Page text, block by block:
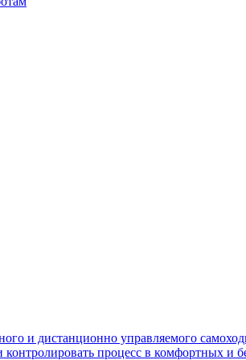
и дистанционно управляемого
процесс в комфортных и